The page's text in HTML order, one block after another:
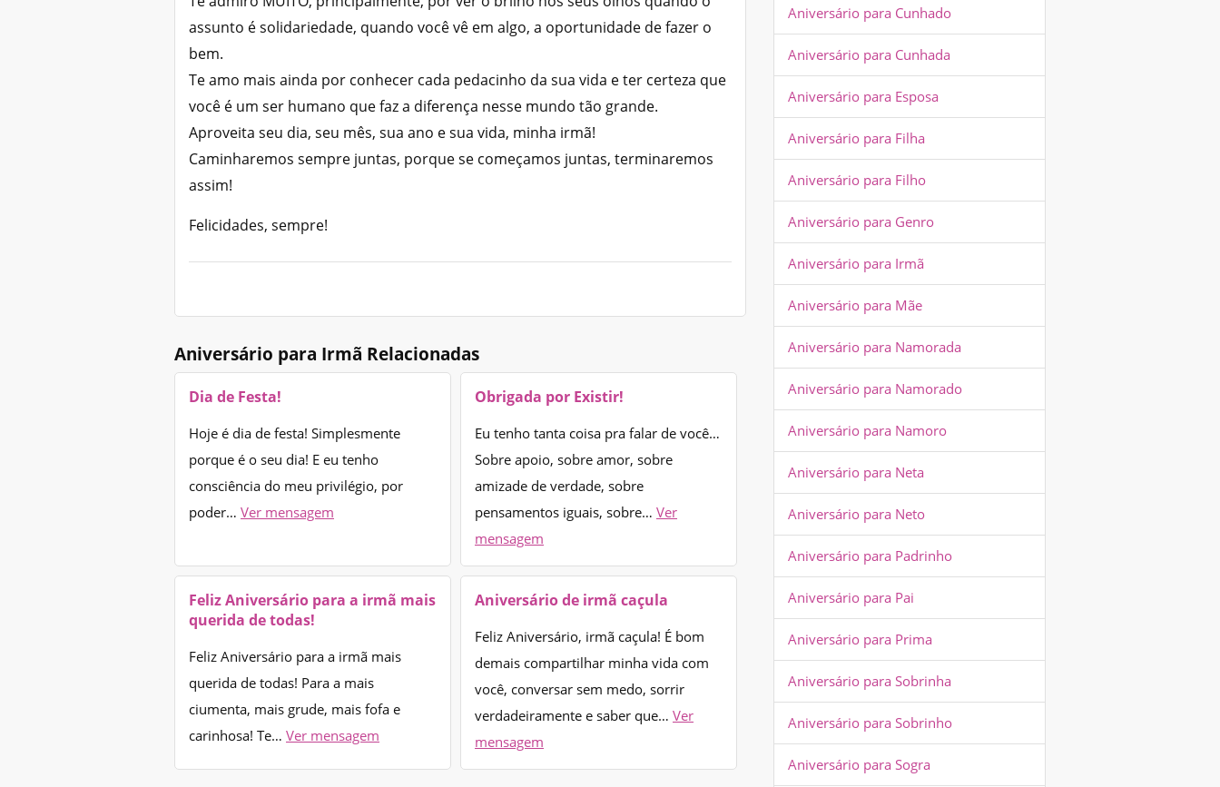
assunto é solidariedade, quando você vê em algo, a oportunidade de fazer o
bem.
Te amo mais ainda por conhecer cada pedacinho da sua vida e ter certeza que
você é um ser humano que faz a diferença nesse mundo tão grande.
Aproveita seu dia, seu mês, sua ano e sua vida, minha irmã!
Caminharemos sempre juntas, porque se começamos juntas, terminaremos
assim!
Felicidades, sempre!
Aniversário para Irmã Relacionadas
Dia de Festa!
Hoje é dia de festa! Simplesmente
porque é o seu dia! E eu tenho
consciência do meu privilégio, por
poder… Ver mensagem
Obrigada por Existir!
Eu tenho tanta coisa pra falar de você…
Sobre apoio, sobre amor, sobre
amizade de verdade, sobre
pensamentos iguais, sobre… Ver
mensagem
Feliz Aniversário para a irmã mais
querida de todas!
Feliz Aniversário para a irmã mais
querida de todas! Para a mais
ciumenta, mais grude, mais fofa e
carinhosa! Te… Ver mensagem
Aniversário de irmã caçula
Feliz Aniversário, irmã caçula! É bom
demais compartilhar minha vida com
você, conversar sem medo, sorrir
verdadeiramente e saber que… Ver
mensagem
Aniversário para Cunhado
Aniversário para Cunhada
Aniversário para Esposa
Aniversário para Filha
Aniversário para Filho
Aniversário para Genro
Aniversário para Irmã
Aniversário para Mãe
Aniversário para Namorada
Aniversário para Namorado
Aniversário para Namoro
Aniversário para Neta
Aniversário para Neto
Aniversário para Padrinho
Aniversário para Pai
Aniversário para Prima
Aniversário para Sobrinha
Aniversário para Sobrinho
Aniversário para Sogra